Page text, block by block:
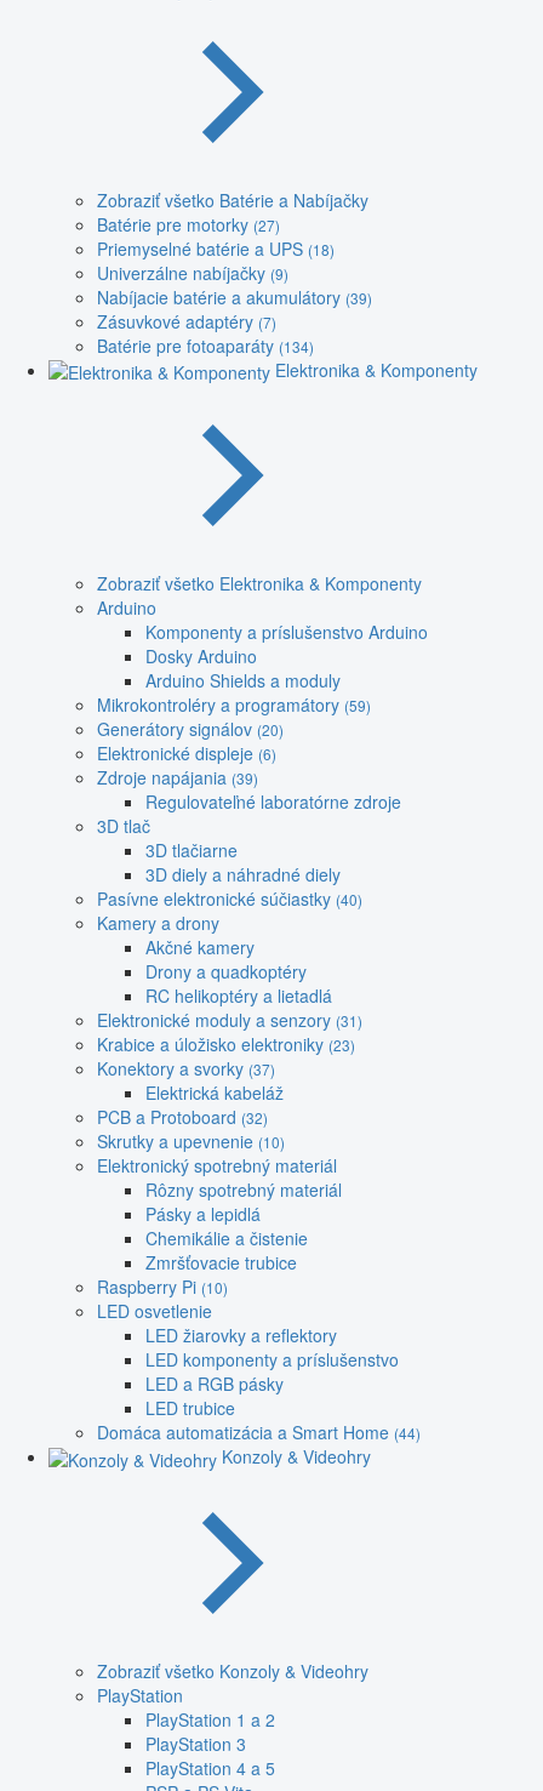
Zobraziť všetko Batérie a Nabíjačky
Batérie pre motorky (27)
Priemyselné batérie a UPS (18)
Univerzálne nabíjačky (9)
Nabíjacie batérie a akumulátory (39)
Zásuvkové adaptéry (7)
Batérie pre fotoaparáty (134)
Elektronika & Komponenty
Zobraziť všetko Elektronika & Komponenty
Arduino
Komponenty a príslušenstvo Arduino
Dosky Arduino
Arduino Shields a moduly
Mikrokontroléry a programátory (59)
Generátory signálov (20)
Elektronické displeje (6)
Zdroje napájania (39)
Regulovateľné laboratórne zdroje
3D tlač
3D tlačiarne
3D diely a náhradné diely
Pasívne elektronické súčiastky (40)
Kamery a drony
Akčné kamery
Drony a quadkoptéry
RC helikoptéry a lietadlá
Elektronické moduly a senzory (31)
Krabice a úložisko elektroniky (23)
Konektory a svorky (37)
Elektrická kabeláž
PCB a Protoboard (32)
Skrutky a upevnenie (10)
Elektronický spotrebný materiál
Rôzny spotrebný materiál
Pásky a lepidlá
Chemikálie a čistenie
Zmršťovacie trubice
Raspberry Pi (10)
LED osvetlenie
LED žiarovky a reflektory
LED komponenty a príslušenstvo
LED a RGB pásky
LED trubice
Domáca automatizácia a Smart Home (44)
Konzoly & Videohry
Zobraziť všetko Konzoly & Videohry
PlayStation
PlayStation 1 a 2
PlayStation 3
PlayStation 4 a 5